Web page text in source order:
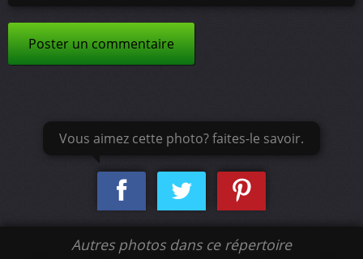
Poster un commentaire
Vous aimez cette photo? faites-le savoir.
Autres photos dans ce répertoire